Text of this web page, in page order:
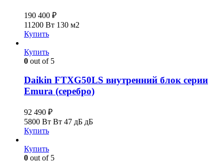
190 400 ₽
11200 Вт 130 м2
Купить
Купить
0 out of 5
Daikin FTXG50LS внутренний блок серии
Emura (серебро)
92 490 ₽
5800 Вт Вт 47 дБ дБ
Купить
Купить
0 out of 5